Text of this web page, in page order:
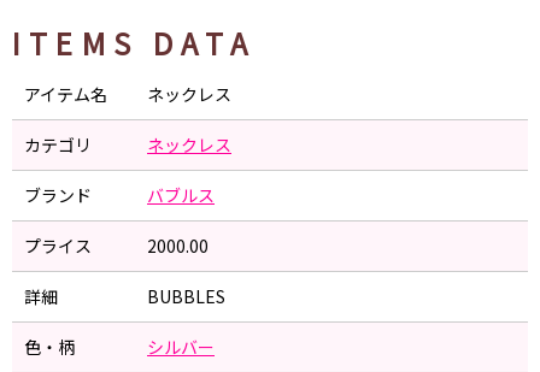
ITEMS DATA
アイテム名 ネックレス
カテゴリ ネックレス
ブランド バブルス
プライス 2000.00
詳細 BUBBLES
色・柄 シルバー